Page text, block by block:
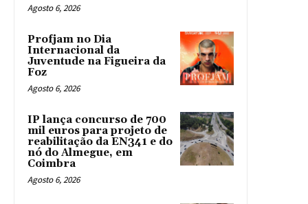
Agosto 6, 2026
Profjam no Dia
Internacional da
Juventude na Figueira da
Foz
Agosto 6, 2026
IP lança concurso de 700
mil euros para projeto de
reabilitação da EN341 e do
nó do Almegue, em
Coimbra
Agosto 6, 2026